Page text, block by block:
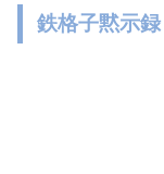
鉄格子黙示録